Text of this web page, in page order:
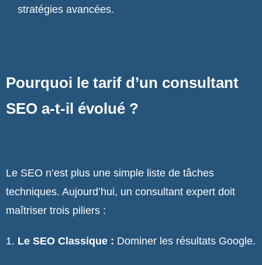
stratégies avancées.
Pourquoi le tarif d’un consultant
SEO a-t-il évolué ?
Le SEO n’est plus une simple liste de tâches
techniques. Aujourd’hui, un consultant expert doit
maîtriser trois piliers :
Le SEO Classique : Dominer les résultats Google.